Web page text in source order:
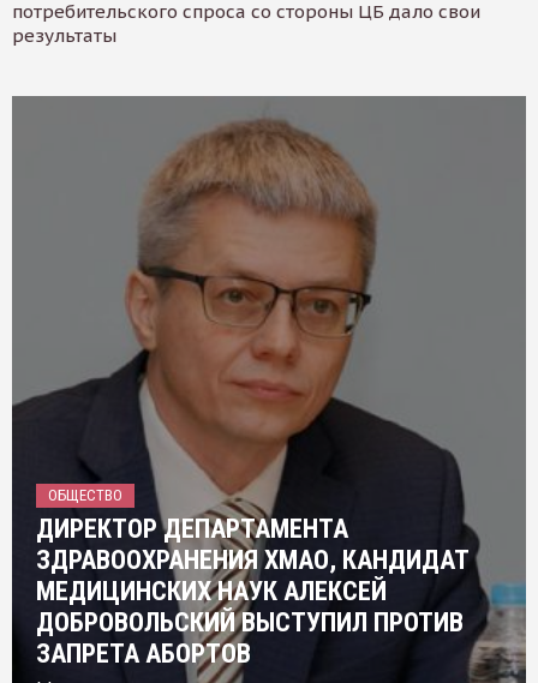
потребительского спроса со стороны ЦБ дало свои
результаты
ОБЩЕСТВО
ДИРЕКТОР ДЕПАРТАМЕНТА
ЗДРАВООХРАНЕНИЯ ХМАО, КАНДИДАТ
МЕДИЦИНСКИХ НАУК АЛЕКСЕЙ
ДОБРОВОЛЬСКИЙ ВЫСТУПИЛ ПРОТИВ
ЗАПРЕТА АБОРТОВ